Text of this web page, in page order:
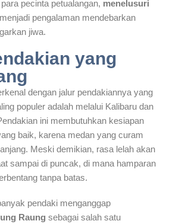
pecinta petualangan, menelusuri
menjadi pengalaman mendebarkan
jiwa.
yang
dengan jalur pendakiannya yang
populer adalah melalui Kalibaru dan
ini membutuhkan kesiapan
baik, karena medan yang curam
Meski demikian, rasa lelah akan
sampai di puncak, di mana hamparan
tanpa batas.
pendaki menganggap
Raung sebagai salah satu